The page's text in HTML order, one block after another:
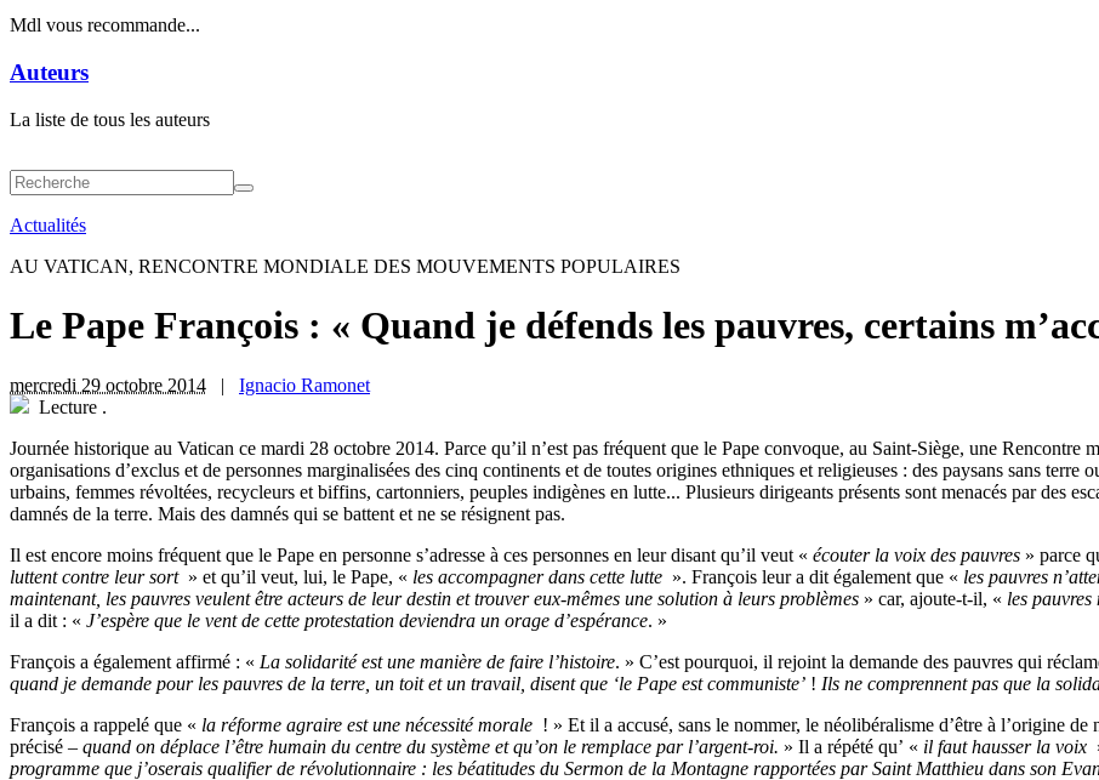
Mdl vous recommande...
Auteurs
La liste de tous les auteurs
Actualités
AU VATICAN, RENCONTRE MONDIALE DES MOUVEMENTS POPULAIRES
Le Pape François : « Quand je défends les pauvres, certains
mercredi 29 octobre 2014 | Ignacio Ramonet
Lecture .
Journée historique au Vatican ce mardi 28 octobre 2014. Parce qu’il n’est pas fréquent que le Pape convoque, au Saint-Siège, une Rencontre
organisations d’exclus et de personnes marginalisées des cinq continents et de toutes origines ethniques et religieuses : des paysans sans
urbains, femmes révoltées, recycleurs et biffins, cartonniers, peuples indigènes en lutte... Plusieurs dirigeants présents sont menacés par des
damnés de la terre. Mais des damnés qui se battent et ne se résignent pas.
Il est encore moins fréquent que le Pape en personne s’adresse à ces personnes en leur disant qu’il veut « écouter la voix des pauvres » parce
luttent contre leur sort » et qu’il veut, lui, le Pape, « les accompagner dans cette lutte ». François leur a dit également que « les pauvres
maintenant, les pauvres veulent être acteurs de leur destin et trouver eux-mêmes une solution à leurs problèmes » car, ajoute-t-il, « les pauvres
il a dit : « J’espère que le vent de cette protestation deviendra un orage d’espérance. »
François a également affirmé : « La solidarité est une manière de faire l’histoire. » C’est pourquoi, il rejoint la demande des pauvres qui
quand je demande pour les pauvres de la terre, un toit et un travail, disent que ‘le Pape est communiste’ ! Ils ne comprennent pas que la
François a rappelé que « la réforme agraire est une nécessité morale ! » Et il a accusé, sans le nommer, le néolibéralisme d’être à l’origine
précisé – quand on déplace l’être humain du centre du système et qu’on le remplace par l’argent-roi. » Il a répété qu’ « il faut hausser la voix
programme que j’oserais qualifier de révolutionnaire : les béatitudes du Sermon de la Montagne rapportées par Saint Matthieu dans son